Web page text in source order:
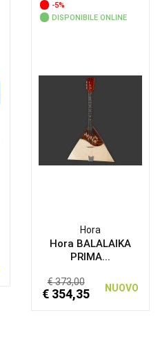
-5%
DISPONIBILE ONLINE
Hora
Hora BALALAIKA
PRIMA...
€ 373,00
€ 354,35 NUOVO